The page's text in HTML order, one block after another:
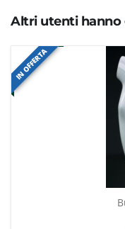
Altri utenti hanno
IN OFFERTA